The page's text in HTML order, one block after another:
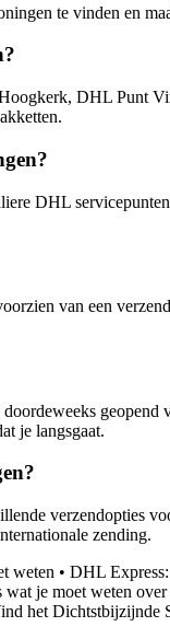
te vinden en
DHL Punt
DHL
van een
je langsgaat.
verzendopties
zending.
weten • DHL
wat je moet weten over
het Dichtstbijzijnde